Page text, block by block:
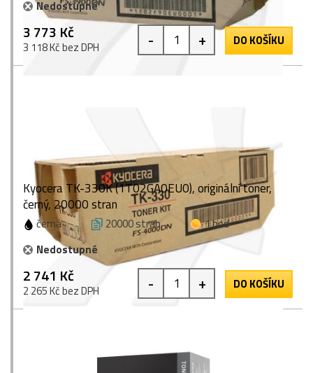
Nedostupné
3 773 Kč
3 118 Kč bez DPH - + DO KOŠÍKU
Kyocera TK-330K (1T02GA0EU0), originální toner,
černý, 20000 stran
černá 20000 stran
1 bod
Nedostupné
2 741 Kč
2 265 Kč bez DPH - + DO KOŠÍKU